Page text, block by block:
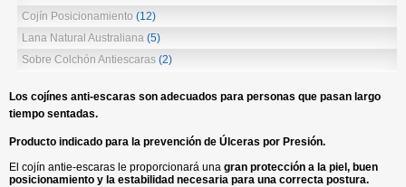
Cojín Posicionamiento (12)
Lana Natural Australiana (5)
Sobre Colchón Antiescaras (2)
Los cojínes anti-escaras son adecuados para personas que pasan largo
tiempo sentadas.
Producto indicado para la prevención de Úlceras por Presión.
El cojín antie-escaras le proporcionará una gran protección a la piel, buen
posicionamiento y la estabilidad necesaria para una correcta postura.